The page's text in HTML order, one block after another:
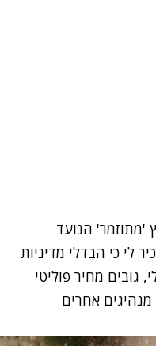
'מתוזמר' הנועד
לי כי הבדלי מדיניות
גובים מחיר פוליטי
אחרים